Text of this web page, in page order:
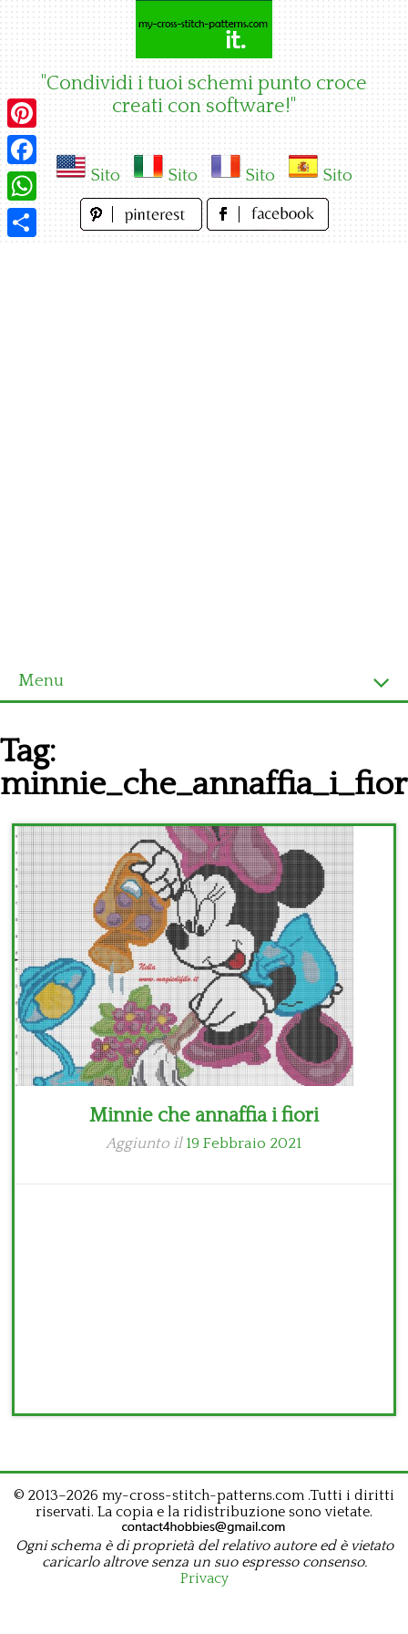
"Condividi i tuoi schemi punto croce
creati con software!"
Sito Sito Sito Sito
Menu
Ultimi schemi
Alfabeto
Bambini
Disney
Thun
Tag:
Minnie che annaffia i fiori
Aggiunto il 19 Febbraio 2021
© 2013–2026 my-cross-stitch-patterns.com .Tutti i diritti
riservati. La copia e la ridistribuzione sono vietate.
Ogni schema è di proprietà del relativo autore ed è vietato
caricarlo altrove senza un suo espresso consenso.
Privacy
Pinterest
Facebook
WhatsApp